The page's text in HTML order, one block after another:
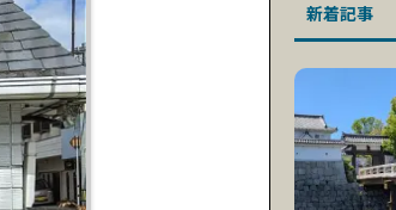
新着記事